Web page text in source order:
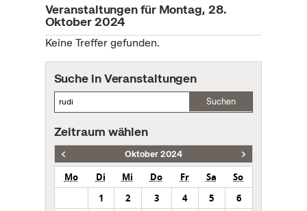
Veranstaltungen für Montag, 28.
Oktober 2024
Keine Treffer gefunden.
Suche in Veranstaltungen
Suchen
Zeitraum wählen
Oktober 2024
Mo Di Mi Do Fr Sa
So
1
2 3 4 5
6